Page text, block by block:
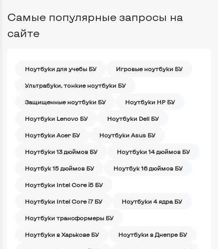
Самые популярные запросы на
сайте
Ноутбуки для учебы БУ Игровые ноутбуки БУ
Ультрабуки, тонкие ноутбуки БУ
Защищенные ноутбуки БУ Ноутбуки HP БУ
Ноутбуки Lenovo БУ Ноутбуки Dell БУ
Ноутбуки Acer БУ Ноутбуки Asus БУ
Ноутбуки 13 дюймов БУ Ноутбуки 14 дюймов БУ
Ноутбук 15 дюймов БУ Ноутбук 16 дюймов БУ
Ноутбуки Intel Core i5 БУ
Ноутбуки Intel Core i7 БУ Ноутбуки 4 ядра БУ
Ноутбуки трансформеры БУ
Ноутбуки в Харькове БУ Ноутбуки в Днепре БУ